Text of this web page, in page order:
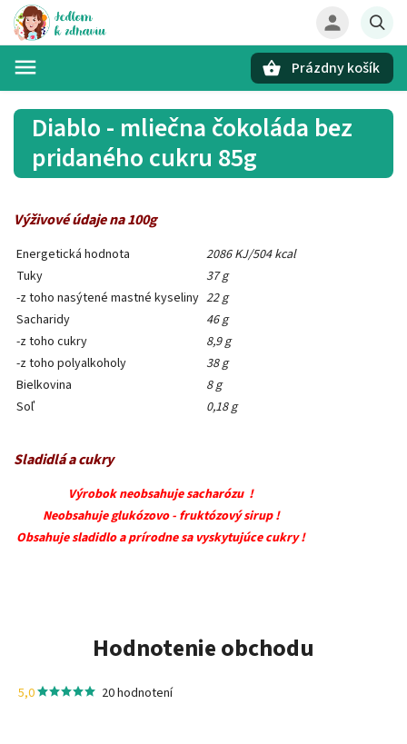
Prázdny košík
Diablo - mliečna čokoláda bez
pridaného cukru 85g
Výživové údaje na 100g
Energetická hodnota
2086 KJ/504 kcal
Tuky
37 g
-z toho nasýtené mastné kyseliny 22 g
Sacharidy
46 g
-z toho cukry
8,9 g
-z toho polyalkoholy
38 g
Bielkovina
8 g
Soľ
0,18 g
Sladidlá a cukry
Výrobok neobsahuje sacharózu !
Neobsahuje glukózovo - fruktózový sirup !
Obsahuje sladidlo a prírodne sa vyskytujúce cukry !
Hodnotenie obchodu
5,0 20 hodnotení